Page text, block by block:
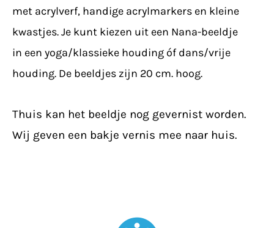
met acrylverf, handige acrylmarkers en kleine
kwastjes. Je kunt kiezen uit een Nana-beeldje
in een yoga/klassieke houding óf dans/vrije
houding. De beeldjes zijn 20 cm. hoog.
Thuis kan het beeldje nog gevernist worden.
Wij geven een bakje vernis mee naar huis.